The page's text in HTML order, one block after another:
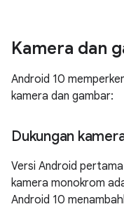
Kamera dan
Android 10
kamera dan gambar:
Dukungan
Versi Android
kamera monokrom
Android 10